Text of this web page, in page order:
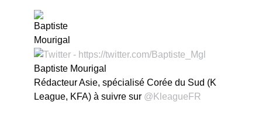
Baptiste Mourigal
Rédacteur Asie, spécialisé Corée du Sud (K
League, KFA) à suivre sur @KleagueFR